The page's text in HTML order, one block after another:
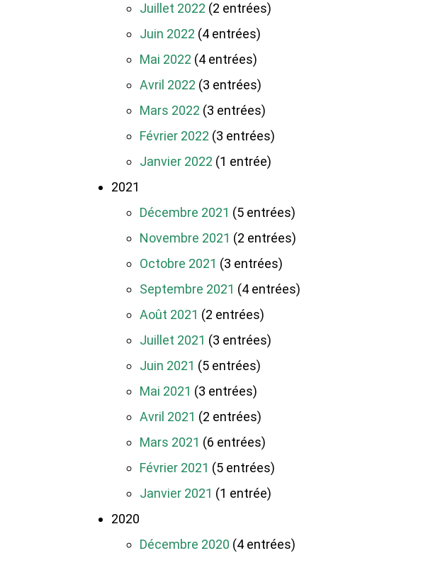
Juillet 2022 (2 entrées)
Juin 2022 (4 entrées)
Mai 2022 (4 entrées)
Avril 2022 (3 entrées)
Mars 2022 (3 entrées)
Février 2022 (3 entrées)
Janvier 2022 (1 entrée)
2021
Décembre 2021 (5 entrées)
Novembre 2021 (2 entrées)
Octobre 2021 (3 entrées)
Septembre 2021 (4 entrées)
Août 2021 (2 entrées)
Juillet 2021 (3 entrées)
Juin 2021 (5 entrées)
Mai 2021 (3 entrées)
Avril 2021 (2 entrées)
Mars 2021 (6 entrées)
Février 2021 (5 entrées)
Janvier 2021 (1 entrée)
2020
Décembre 2020 (4 entrées)